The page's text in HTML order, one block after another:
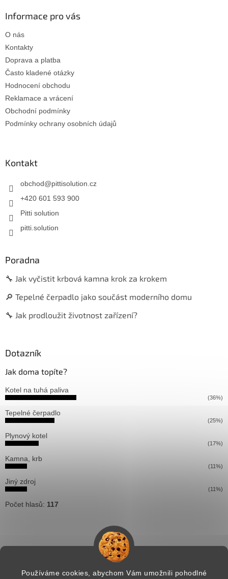
Používáme cookies, abychom Vám umožnili pohodlné
Informace pro vás
O nás
Kontakty
Doprava a platba
Často kladené otázky
Hodnocení obchodu
Reklamace a vrácení
Obchodní podmínky
Podmínky ochrany osobních údajů
Kontakt
obchod@pittisolution.cz
+420 601 593 900
Pitti solution
pitti.solution
Poradna
🔧 Jak vyčistit krbová kamna krok za krokem
🔎 Tepelné čerpadlo jako součást moderního domu
🔧 Jak prodloužit životnost zařízení?
Dotazník
Jak doma topíte?
Kotel na tuhá paliva
(36%)
Tepelné čerpadlo
(25%)
Plynový kotel
(17%)
Kamna, krb
(11%)
Jiný zdroj
(11%)
Počet hlasů: 117